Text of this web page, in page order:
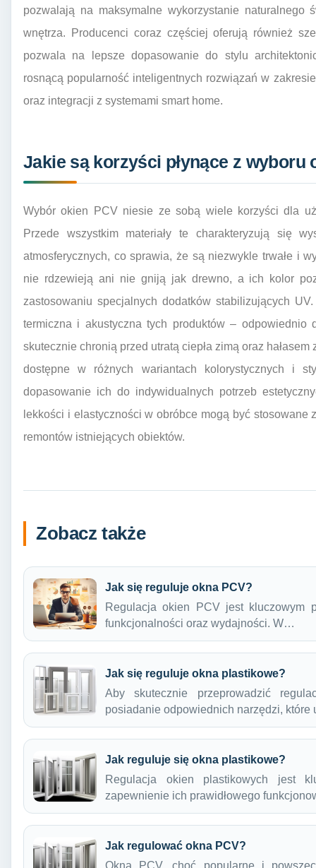
pozwalają na maksymalne wykorzystanie naturalnego
wnętrza. Producenci coraz częściej oferują również
pozwala na lepsze dopasowanie do stylu
rosnącą popularność inteligentnych rozwiązań w
oraz integracji z systemami smart home.
Jakie są korzyści płynące z wyboru
Wybór okien PCV niesie ze sobą wiele korzyści dla
Przede wszystkim materiały te charakteryzują się
atmosferycznych, co sprawia, że są niezwykle trwałe i
nie rdzewieją ani nie gniją jak drewno, a ich kolor
zastosowaniu specjalnych dodatków stabilizujących
termiczna i akustyczna tych produktów – odpowiednio
skutecznie chronią przed utratą ciepła zimą oraz
dostępne w różnych wariantach kolorystycznych i
dopasowanie ich do indywidualnych potrzeb
lekkości i elastyczności w obróbce mogą być
remontów istniejących obiektów.
Zobacz także
Jak się reguluje okna PCV?
Regulacja okien PCV jest kluczowym
funkcjonalności oraz wydajności. W…
Jak się reguluje okna plastikowe?
Aby skutecznie przeprowadzić
posiadanie odpowiednich narzędzi,
Jak reguluje się okna plastikowe?
Regulacja okien plastikowych jest
zapewnienie ich prawidłowego
Jak regulować okna PCV?
Okna PCV, choć popularne i